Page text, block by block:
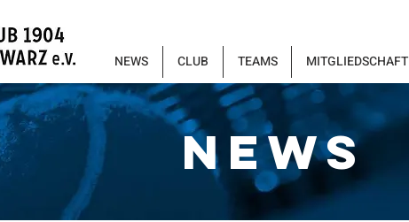
NEWS CLUB TEAMS MITGLIEDSCHAFT
NEWS